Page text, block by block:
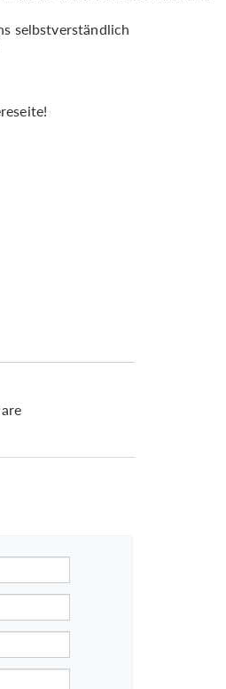
selbstverständlich